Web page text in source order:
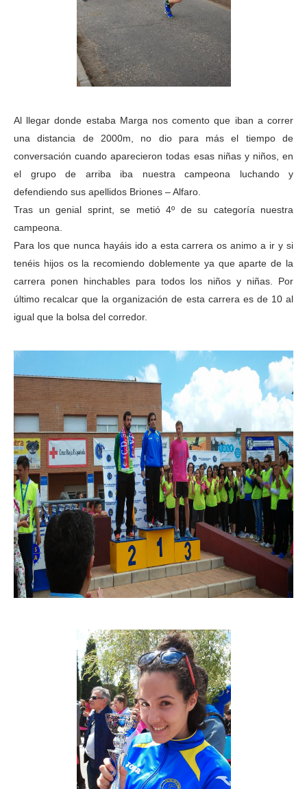
Al llegar donde estaba Marga nos comento que iban a correr
una distancia de 2000m, no dio para más el tiempo de
conversación cuando aparecieron todas esas niñas y niños, en
el grupo de arriba iba nuestra campeona luchando y
defendiendo sus apellidos Briones – Alfaro.
Tras un genial sprint, se metió 4º de su categoría nuestra
campeona.
Para los que nunca hayáis ido a esta carrera os animo a ir y si
tenéis hijos os la recomiendo doblemente ya que aparte de la
carrera ponen hinchables para todos los niños y niñas. Por
último recalcar que la organización de esta carrera es de 10 al
igual que la bolsa del corredor.